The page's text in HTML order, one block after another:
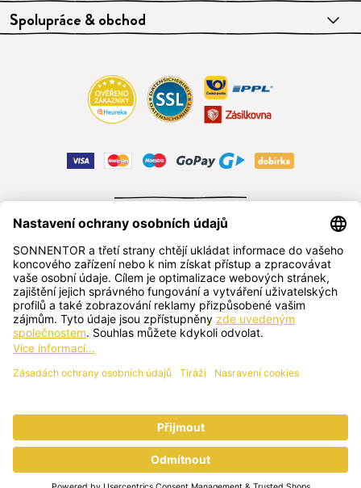
Spolupráce & obchod
čeština
SONNENTOR s.r.o.
Příhon 943, 696 15 Čejkovice, Česká republika
+420 518 362 687 sonnentor@sonnentor.cz